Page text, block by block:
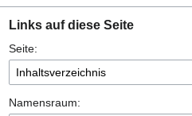
Navigation
springen
Suche
springen
Links auf diese Seite
Seite:
Namensraum: